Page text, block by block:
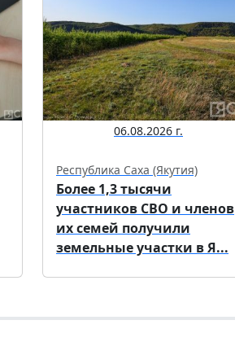
06.08.2026 г.
Республика Саха (Якутия)
Более 1,3 тысячи
участников СВО и членов
их семей получили
земельные участки в Я...